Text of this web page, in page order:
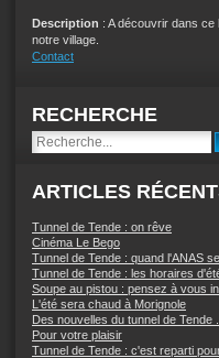
Description : A découvrir dans ce
notre village.
Contact
RECHERCHE
ARTICLES
Tunnel de Tende : on rêve
Cinéma Le Bego
Tunnel de Tende : quand l'ANAS se
Tunnel de Tende : les horaires
Soupe au pistou : pensez à vous
L'été sera chaud à Morignole
Des nouvelles du tunnel de Tende
Pour votre plaisir
Tunnel de Tende : c'est reparti